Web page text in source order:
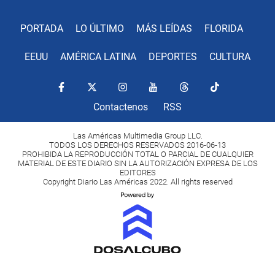
PORTADA LO ÚLTIMO MÁS LEÍDAS FLORIDA
EEUU AMÉRICA LATINA DEPORTES CULTURA
Contactenos RSS
Las Américas Multimedia Group LLC.
TODOS LOS DERECHOS RESERVADOS 2016-06-13
PROHIBIDA LA REPRODUCCIÓN TOTAL O PARCIAL DE CUALQUIER
MATERIAL DE ESTE DIARIO SIN LA AUTORIZACIÓN EXPRESA DE LOS
EDITORES
Copyright Diario Las Américas 2022. All rights reserved